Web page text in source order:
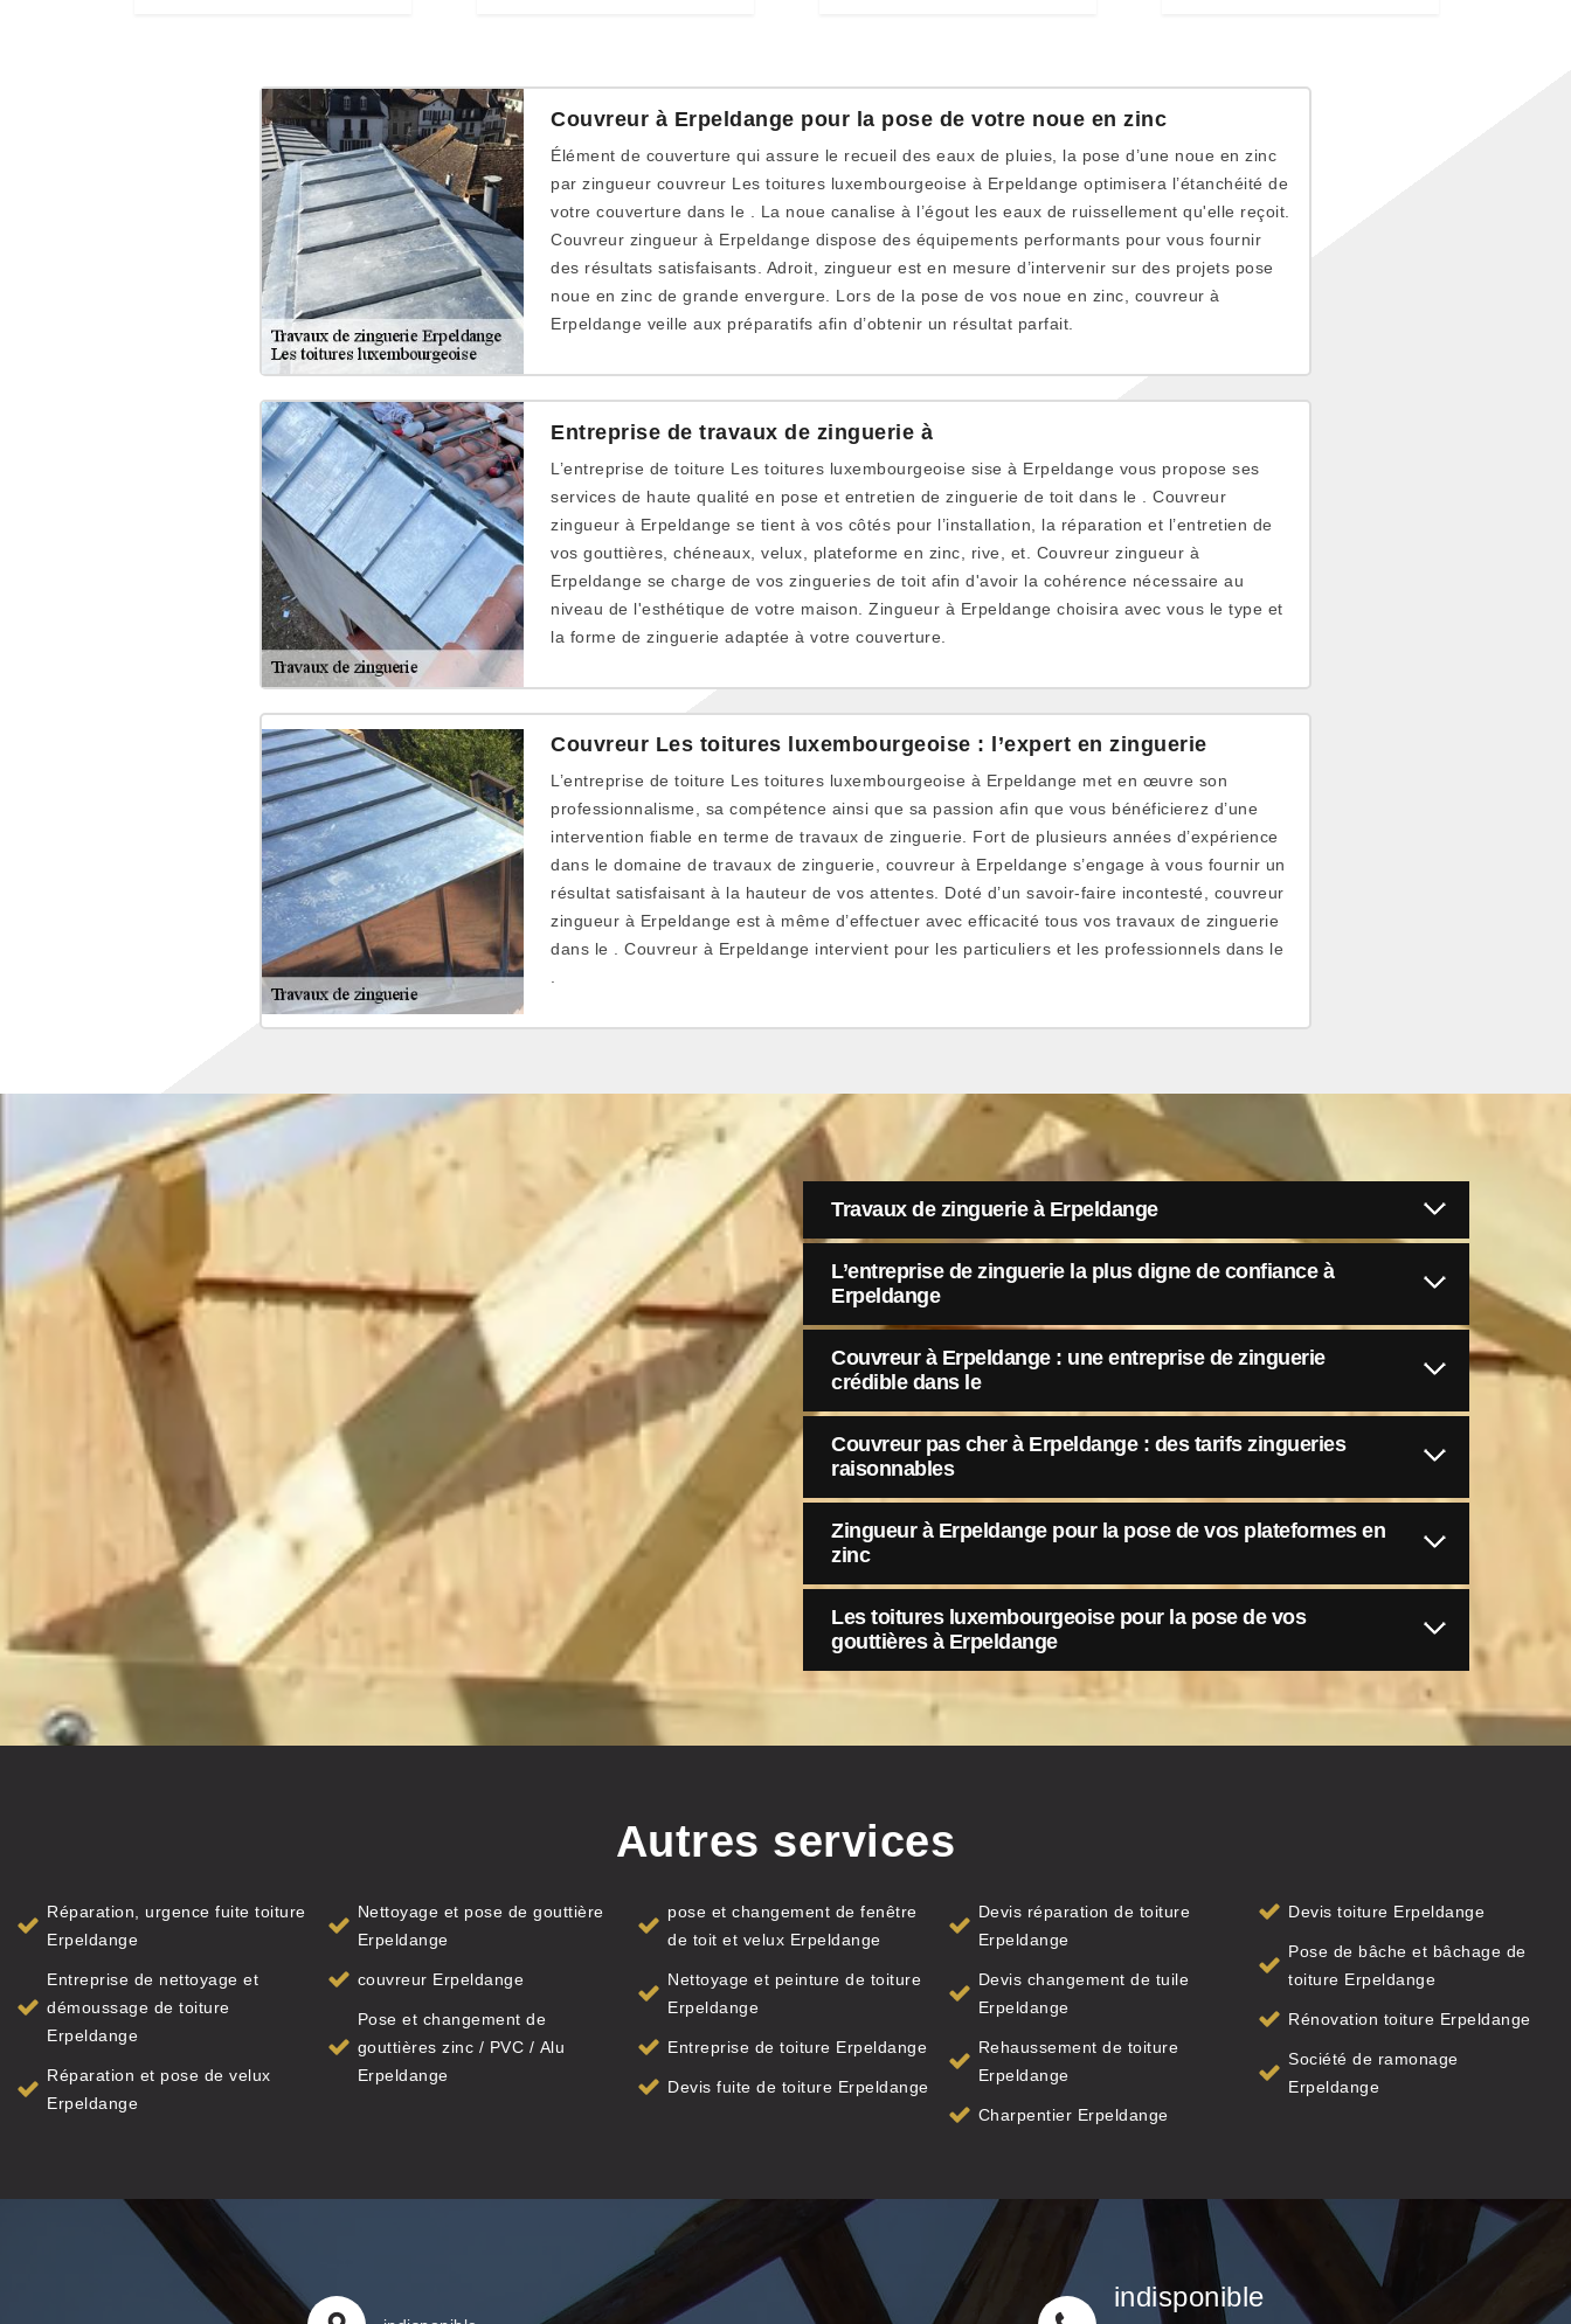
Couvreur à Erpeldange pour la pose de votre noue en zinc
Élément de couverture qui assure le recueil des eaux de pluies, la pose d’une noue en zinc
par zingueur couvreur Les toitures luxembourgeoise à Erpeldange optimisera l’étanchéité de
votre couverture dans le . La noue canalise à l’égout les eaux de ruissellement qu'elle reçoit.
Couvreur zingueur à Erpeldange dispose des équipements performants pour vous fournir
des résultats satisfaisants. Adroit, zingueur est en mesure d’intervenir sur des projets pose
noue en zinc de grande envergure. Lors de la pose de vos noue en zinc, couvreur à
Erpeldange veille aux préparatifs afin d’obtenir un résultat parfait.
Entreprise de travaux de zinguerie à
L’entreprise de toiture Les toitures luxembourgeoise sise à Erpeldange vous propose ses
services de haute qualité en pose et entretien de zinguerie de toit dans le . Couvreur
zingueur à Erpeldange se tient à vos côtés pour l’installation, la réparation et l’entretien de
vos gouttières, chéneaux, velux, plateforme en zinc, rive, et. Couvreur zingueur à
Erpeldange se charge de vos zingueries de toit afin d'avoir la cohérence nécessaire au
niveau de l'esthétique de votre maison. Zingueur à Erpeldange choisira avec vous le type et
la forme de zinguerie adaptée à votre couverture.
Couvreur Les toitures luxembourgeoise : l’expert en zinguerie
L’entreprise de toiture Les toitures luxembourgeoise à Erpeldange met en œuvre son
professionnalisme, sa compétence ainsi que sa passion afin que vous bénéficierez d’une
intervention fiable en terme de travaux de zinguerie. Fort de plusieurs années d’expérience
dans le domaine de travaux de zinguerie, couvreur à Erpeldange s’engage à vous fournir un
résultat satisfaisant à la hauteur de vos attentes. Doté d’un savoir-faire incontesté, couvreur
zingueur à Erpeldange est à même d’effectuer avec efficacité tous vos travaux de zinguerie
dans le . Couvreur à Erpeldange intervient pour les particuliers et les professionnels dans le
.
Travaux de zinguerie à Erpeldange
L’entreprise de zinguerie la plus digne de confiance à
Erpeldange
Couvreur à Erpeldange : une entreprise de zinguerie
crédible dans le
Couvreur pas cher à Erpeldange : des tarifs zingueries
raisonnables
Zingueur à Erpeldange pour la pose de vos plateformes en
zinc
Les toitures luxembourgeoise pour la pose de vos
gouttières à Erpeldange
Autres services
Réparation, urgence fuite toiture
Erpeldange
Entreprise de nettoyage et
démoussage de toiture
Erpeldange
Réparation et pose de velux
Erpeldange
Nettoyage et pose de gouttière
Erpeldange
couvreur Erpeldange
Pose et changement de
gouttières zinc / PVC / Alu
Erpeldange
pose et changement de fenêtre
de toit et velux Erpeldange
Nettoyage et peinture de toiture
Erpeldange
Entreprise de toiture Erpeldange
Devis fuite de toiture Erpeldange
Devis réparation de toiture
Erpeldange
Devis changement de tuile
Erpeldange
Rehaussement de toiture
Erpeldange
Charpentier Erpeldange
Devis toiture Erpeldange
Pose de bâche et bâchage de
toiture Erpeldange
Rénovation toiture Erpeldange
Société de ramonage
Erpeldange
indisponible